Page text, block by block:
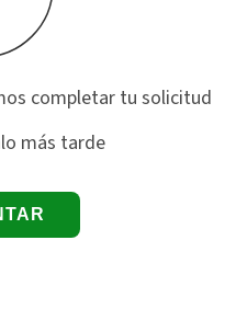
completar tu solicitud
más tarde